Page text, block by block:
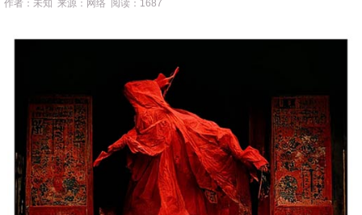
作者：未知 来源：网络 阅读：1687